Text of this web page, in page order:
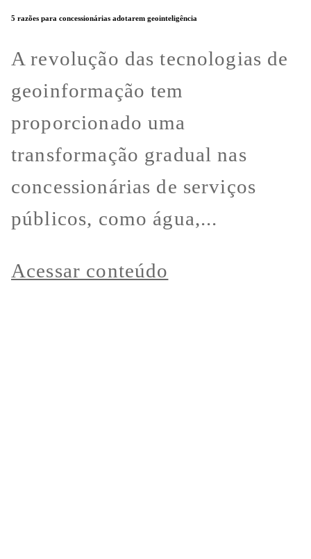
5 razões para concessionárias adotarem geointeligência
A revolução das tecnologias de
geoinformação tem
proporcionado uma
transformação gradual nas
concessionárias de serviços
públicos, como água,...
Acessar conteúdo